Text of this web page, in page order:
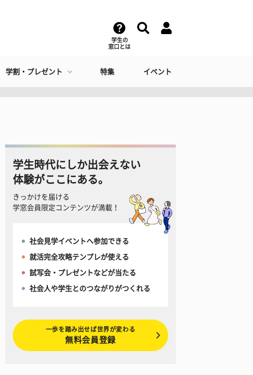
学生の
窓口とは
学割・プレゼント 特集 イベント
学生時代にしか出会えない
体験がここにある。
きっかけを届ける
学窓会員限定コンテンツが満載！
社会見学イベントへ参加できる
就活完全攻略テンプレが使える
試写会・プレゼントなどが当たる
社会人や学生とのつながりがつくれる
一歩を踏み出せば世界が変わる
無料会員登録